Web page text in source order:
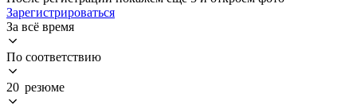
Зарегистрироваться
За всё время
По соответствию
20 резюме